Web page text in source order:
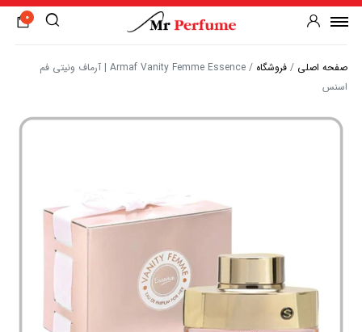
0
صفحه اصلی / فروشگاه /
Armaf Vanity Femme Essence | آرماف ونیتی فم
اسنس